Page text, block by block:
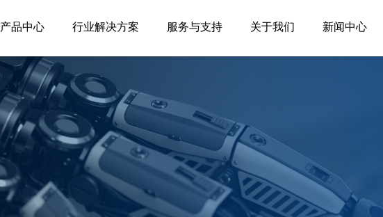
产品中心 行业解决方案 服务与支持 关于我们 新闻中心